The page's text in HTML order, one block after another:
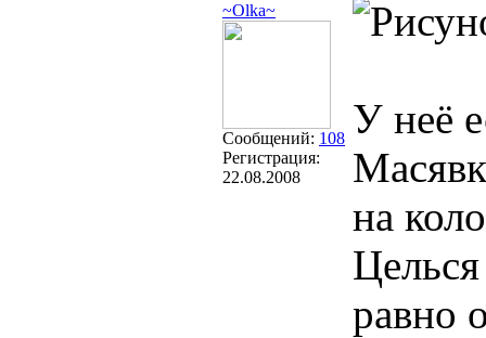
~Olka~
Сообщений: 108
Регистрация:
22.08.2008
У неё
на
равно